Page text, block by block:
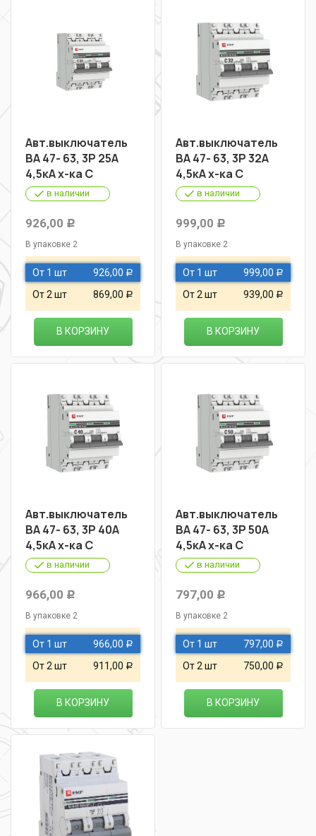
Авт.выключатель
ВА 47- 63, 3Р 25А
4,5кА х-ка С
в наличии
926,00 Р
В упаковке 2
От 1 шт 926,00 Р
От 2 шт 869,00 Р
В КОРЗИНУ
Авт.выключатель
ВА 47- 63, 3Р 32А
4,5кА х-ка С
в наличии
999,00 Р
В упаковке 2
От 1 шт 999,00 Р
От 2 шт 939,00 Р
В КОРЗИНУ
Авт.выключатель
ВА 47- 63, 3Р 40А
4,5кА х-ка С
в наличии
966,00 Р
В упаковке 2
От 1 шт 966,00 Р
От 2 шт 911,00 Р
В КОРЗИНУ
Авт.выключатель
ВА 47- 63, 3Р 50А
4,5кА х-ка С
в наличии
797,00 Р
В упаковке 2
От 1 шт 797,00 Р
От 2 шт 750,00 Р
В КОРЗИНУ